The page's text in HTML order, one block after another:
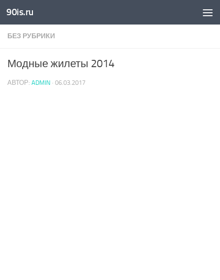
Skip to content
90is.ru
БЕЗ РУБРИКИ
Модные жилеты 2014
АВТОР: ADMIN · 06.03.2017